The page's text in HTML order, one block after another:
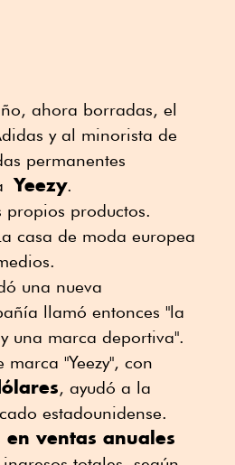
ahora borradas, el
y al minorista de
permanentes
Yeezy.
propios productos.
casa de moda europea
una nueva
llamó entonces "la
una marca deportiva".
"Yeezy", con
, ayudó a la
estadounidense.
ventas anuales